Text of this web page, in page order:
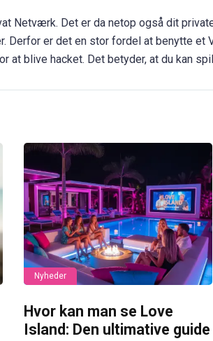
Netværk. Det er da netop også dit
Derfor er det en stor fordel at benytte et
at blive hacket. Det betyder, at du kan
Nyheder
Hvor kan man se Love
Island: Den ultimative guide